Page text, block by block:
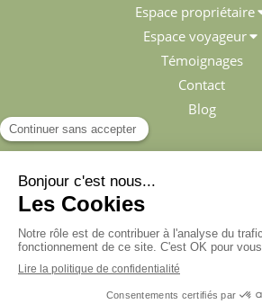
Espace propriétaire
Espace voyageur
Témoignages
Contact
Blog
Plan du site
Mentions légales
Politique de
Conditions Générales